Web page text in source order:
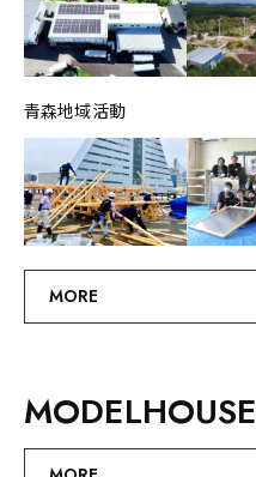
青森地域活動
MORE
MODELHOUSE